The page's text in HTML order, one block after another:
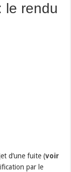
le rendu
d’une fuite (voir
par le